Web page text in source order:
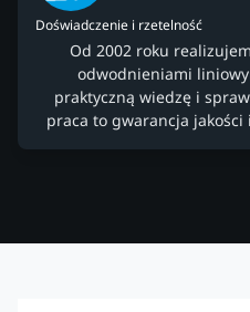
Doświadczenie i rzetelność
Od 2002 roku
odwodnieniami
praktyczną wiedzę i
praca to gwarancja